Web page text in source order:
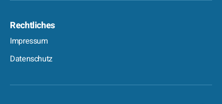
Rechtliches
Impressum
Datenschutz